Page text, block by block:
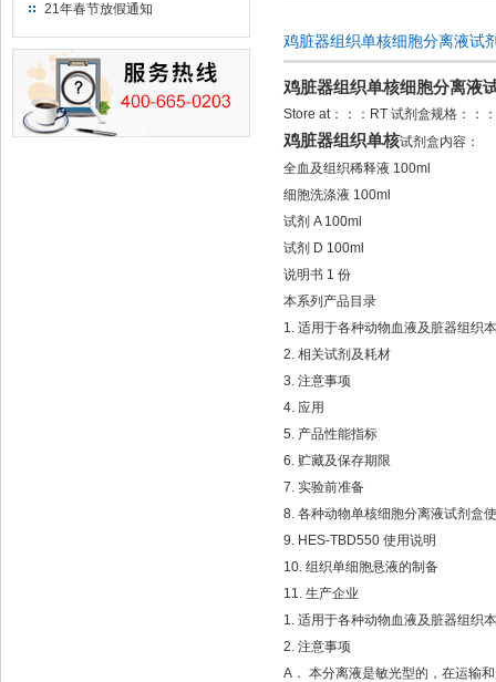
21年春节放假通知
鸡脏器组织单核细胞分离液试
鸡脏器组织单核细胞分离液
Store at：：： RT 试剂盒规格：：：
鸡脏器组织单核试剂盒内容：
全血及组织稀释液 100ml
细胞洗涤液 100ml
试剂 A 100ml
试剂 D 100ml
说明书 1 份
本系列产品目录
1. 适用于各种动物血液及脏器组织
2. 相关试剂及耗材
3. 注意事项
4. 应用
5. 产品性能指标
6. 贮藏及保存期限
7. 实验前准备
8. 各种动物单核细胞分离液试剂盒
9. HES-TBD550 使用说明
10. 组织单细胞悬液的制备
11. 生产企业
1. 适用于各种动物血液及脏器组织
2. 注意事项
A ． 本分离液是敏光型的，在运输